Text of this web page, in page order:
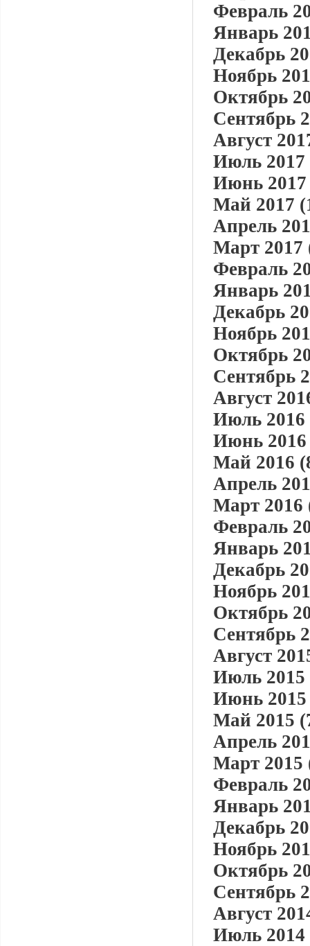
Февраль
Январь
Декабрь
Ноябрь
Октябрь
Сентябрь
Август
Июль 2017
Июнь 2017
Май 2017
Апрель
Март 2017
Февраль
Январь
Декабрь
Ноябрь
Октябрь
Сентябрь
Август
Июль 2016
Июнь 2016
Май 2016
Апрель
Март 2016
Февраль
Январь
Декабрь
Ноябрь
Октябрь
Сентябрь
Август
Июль 2015
Июнь 2015
Май 2015
Апрель
Март 2015
Февраль
Январь
Декабрь
Ноябрь
Октябрь
Сентябрь
Август
Июль 2014